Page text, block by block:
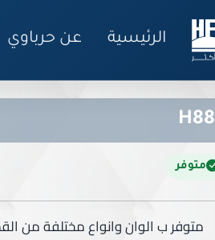
الرئيسية عن حرباوي
H88
متوفر
متوفر ب الوان وانواع مختلفة من